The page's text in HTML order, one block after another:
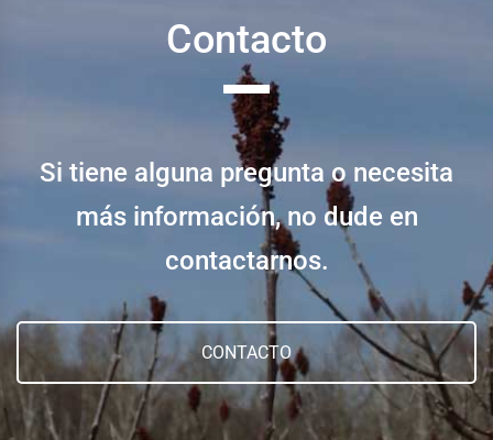
Contacto
Si tiene alguna pregunta o necesita
más información, no dude en
contactarnos.
CONTACTO